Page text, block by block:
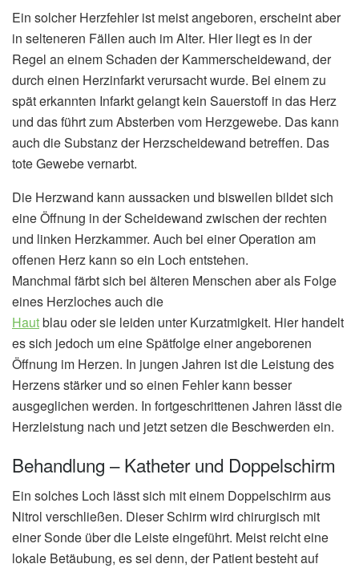
Ein solcher Herzfehler ist meist angeboren, erscheint aber
in selteneren Fällen auch im Alter. Hier liegt es in der
Regel an einem Schaden der Kammerscheidewand, der
durch einen Herzinfarkt verursacht wurde. Bei einem zu
spät erkannten Infarkt gelangt kein Sauerstoff in das Herz
und das führt zum Absterben vom Herzgewebe. Das kann
auch die Substanz der Herzscheidewand betreffen. Das
tote Gewebe vernarbt.
Die Herzwand kann aussacken und bisweilen bildet sich
eine Öffnung in der Scheidewand zwischen der rechten
und linken Herzkammer. Auch bei einer Operation am
offenen Herz kann so ein Loch entstehen.
Manchmal färbt sich bei älteren Menschen aber als Folge
eines Herzloches auch die
Hautblau oder sie leiden unter Kurzatmigkeit. Hier handelt
es sich jedoch um eine Spätfolge einer angeborenen
Öffnung im Herzen. In jungen Jahren ist die Leistung des
Herzens stärker und so einen Fehler kann besser
ausgeglichen werden. In fortgeschrittenen Jahren lässt die
Herzleistung nach und jetzt setzen die Beschwerden ein.
Behandlung – Katheter und Doppelschirm
Ein solches Loch lässt sich mit einem Doppelschirm aus
Nitrol verschließen. Dieser Schirm wird chirurgisch mit
einer Sonde über die Leiste eingeführt. Meist reicht eine
lokale Betäubung, es sei denn, der Patient besteht auf